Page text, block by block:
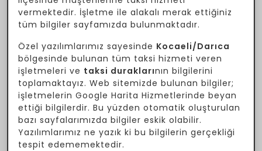
vermektedir. İşletme ile alakalı merak ettiğiniz
tüm bilgiler sayfamızda bulunmaktadır.
Özel yazılımlarımız sayesinde Kocaeli/Darıca
bölgesinde bulunan tüm taksi hizmeti veren
işletmeleri ve taksi duraklarının bilgilerini
toplamaktayız. Web sitemizde bulunan bilgiler;
işletmelerin Google Harita Hizmetlerinde beyan
ettiği bilgilerdir. Bu yüzden otomatik oluşturulan
bazı sayfalarımızda bilgiler eskik olabilir.
Yazılımlarımız ne yazık ki bu bilgilerin gerçekliği
tespit edememektedir.